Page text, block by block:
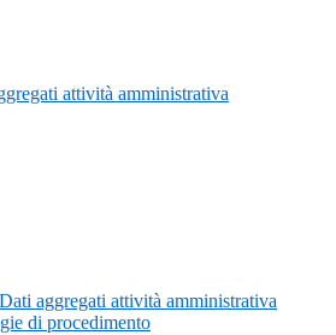
attività amministrativa
Dati aggregati attività amministrativa
di procedimento